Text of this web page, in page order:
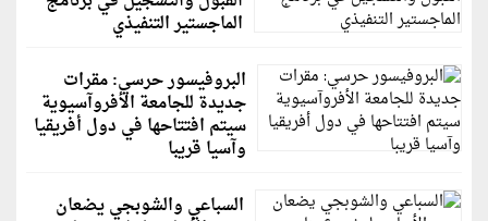
الماجستير التنفيذي
البروفيسور حرسي: مقرات
جديدة للجامعة الأفروآسيوية
سيتم افتتاحها في دول أفريقيا
وآسيا قريبا
السباعي والشوبجي يضعان